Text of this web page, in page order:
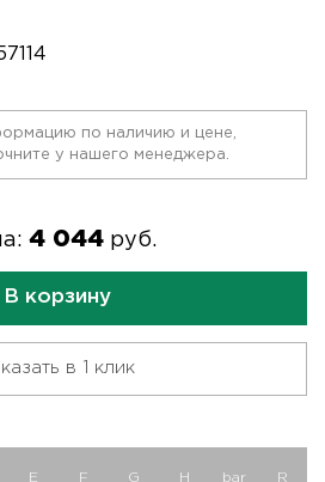
по наличию и цене,
у нашего менеджера.
4 044руб.
В корзину
в 1 клик
E F G H bar R